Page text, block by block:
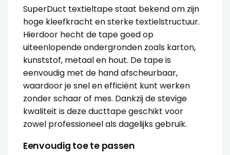
SuperDuct textieltape staat bekend om zijn
hoge kleefkracht en sterke textielstructuur.
Hierdoor hecht de tape goed op
uiteenlopende ondergronden zoals karton,
kunststof, metaal en hout. De tape is
eenvoudig met de hand afscheurbaar,
waardoor je snel en efficiënt kunt werken
zonder schaar of mes. Dankzij de stevige
kwaliteit is deze ducttape geschikt voor
zowel professioneel als dagelijks gebruik.
Eenvoudig toe te passen